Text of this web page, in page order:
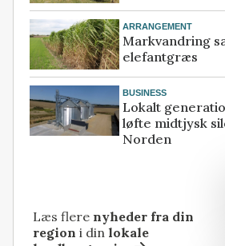
ARRANGEMENT
Markvandring
elefantgræs
BUSINESS
Lokalt
løfte midtjysk
Norden
Læs flere nyheder fra din
region i dinlokale